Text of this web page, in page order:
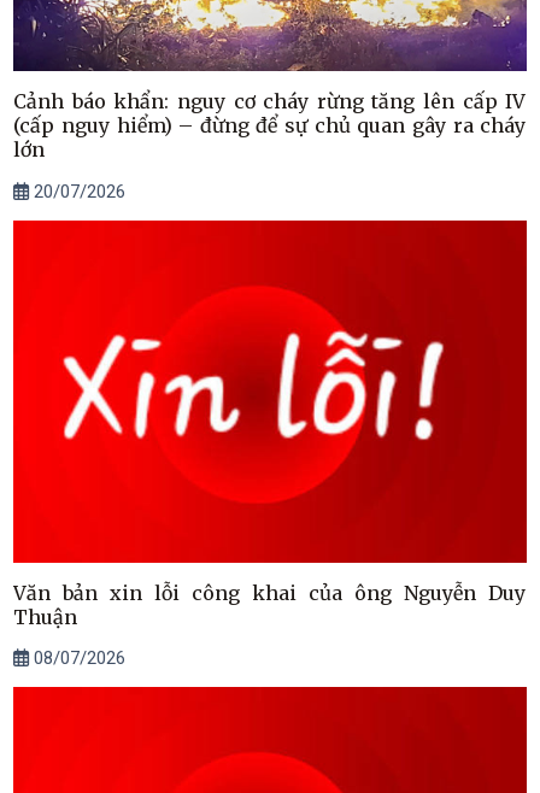
Cảnh báo khẩn: nguy cơ cháy rừng tăng lên cấp IV
(cấp nguy hiểm) – đừng để sự chủ quan gây ra cháy
lớn
20/07/2026
Văn bản xin lỗi công khai của ông Nguyễn Duy
Thuận
08/07/2026